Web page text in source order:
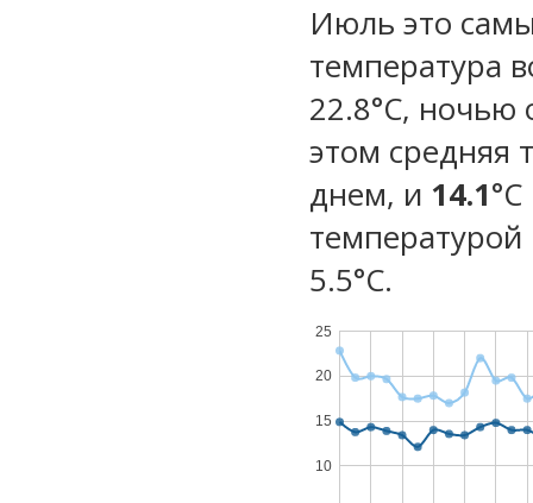
Июль это
температура
22.8°C, ночью
этом средняя
днем, и 14.1
температурой
5.5°С.
10
15
20
25